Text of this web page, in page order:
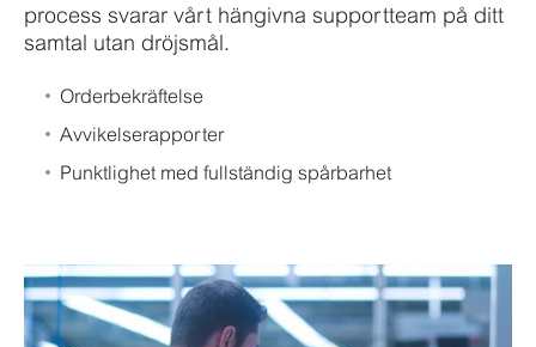
process svarar vårt hängivna supportteam på ditt
samtal utan dröjsmål.
Orderbekräftelse
Avvikelserapporter
Punktlighet med fullständig spårbarhet